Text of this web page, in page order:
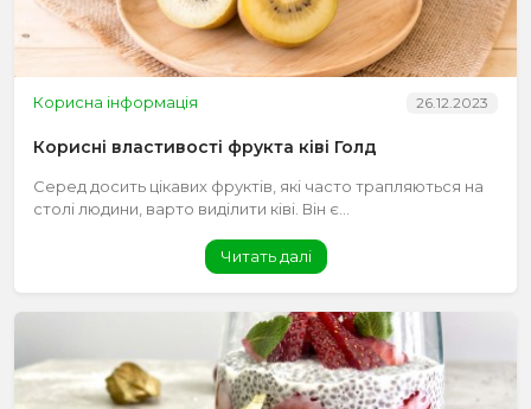
Корисна інформація 26.12.2023
Корисні властивості фрукта ківі Голд
Серед досить цікавих фруктів, які часто трапляються на
столі людини, варто виділити ківі. Він є...
Читать далі